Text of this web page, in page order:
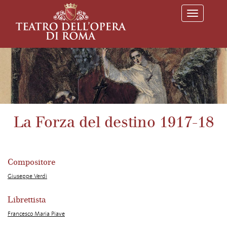
T
o
l
e
n
a
v
i
g
i
La Forza del destino 1917-18
Compositore
Giuseppe Verdi
Librettista
Francesco Maria Piave